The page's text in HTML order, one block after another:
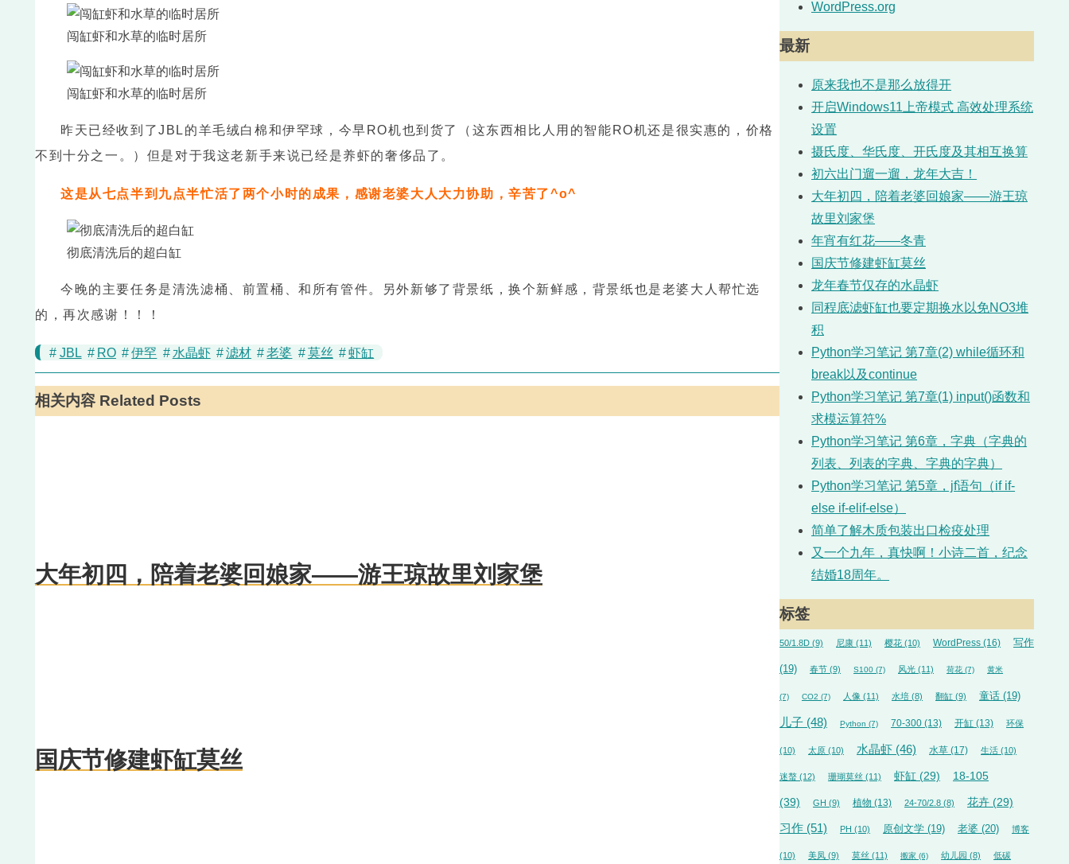
闯缸虾和水草的临时居所
闯缸虾和水草的临时居所
昨天已经收到了JBL的羊毛绒白棉和伊罕球，今早RO机也到货了（这东西相比人用的智能RO机还是很实惠的，价格
不到十分之一。）但是对于我这老新手来说已经是养虾的奢侈品了。
这是从七点半到九点半忙活了两个小时的成果，感谢老婆大人大力协助，辛苦了^o^
彻底清洗后的超白缸
今晚的主要任务是清洗滤桶、前置桶、和所有管件。另外新够了背景纸，换个新鲜感，背景纸也是老婆大人帮忙选
的，再次感谢！！！
# JBL # RO #伊罕 # 水晶虾 #滤材 # 老婆 #莫丝 #虾缸
相关内容 Related Posts
大年初四，陪着老婆回娘家——游王琼故里刘家堡
国庆节修建虾缸莫丝
WordPress.org
最新
原来我也不是那么放得开
开启Windows11上帝模式 高效处理系统
设置
摄氏度、华氏度、开氏度及其相互换算
初六出门遛一遛，龙年大吉！
大年初四，陪着老婆回娘家——游王琼
故里刘家堡
年宵有红花——冬青
国庆节修建虾缸莫丝
龙年春节仅存的水晶虾
同程底滤虾缸也要定期换水以免NO3堆
积
Python学习笔记 第7章(2) while循环和
break以及continue
Python学习笔记 第7章(1) input()函数和
求模运算符%
Python学习笔记 第6章，字典（字典的
列表、列表的字典、字典的字典）
Python学习笔记 第5章，jf语句（if if-
else if-elif-else）
简单了解木质包装出口检疫处理
又一个九年，真快啊！小诗二首，纪念
结婚18周年。
标签
50/1.8D (9) 尼康 (11) 樱花 (10) WordPress (16) 写作
(19) 春节 (9) S100 (7) 风光 (11) 荷花 (7) 黄米
(7) CO2 (7) 人像 (11) 水培 (8) 翻缸 (9) 童话 (19)
儿子 (48) Python (7) 70-300 (13) 开缸 (13) 环保
(10) 太原 (10) 水晶虾 (46) 水草 (17) 生活 (10)
迷螯 (12) 珊瑚莫丝 (11) 虾缸 (29) 18-105
(39) GH (9) 植物 (13) 24-70/2.8 (8) 花卉 (29)
习作 (51) PH (10) 原创文学 (19) 老婆 (20) 博客
(10) 美凤 (9) 莫丝 (11) 搬家 (6) 幼儿园 (8) 低碳